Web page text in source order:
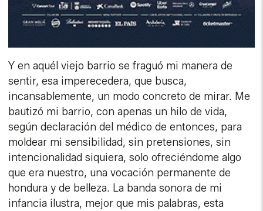
Y en aquél viejo barrio se fraguó mi manera de
sentir, esa imperecedera, que busca,
incansablemente, un modo concreto de mirar. Me
bautizó mi barrio, con apenas un hilo de vida,
según declaración del médico de entonces, para
moldear mi sensibilidad, sin pretensiones, sin
intencionalidad siquiera, solo ofreciéndome algo
que era nuestro, una vocación permanente de
hondura y de belleza. La banda sonora de mi
infancia ilustra, mejor que mis palabras, esta